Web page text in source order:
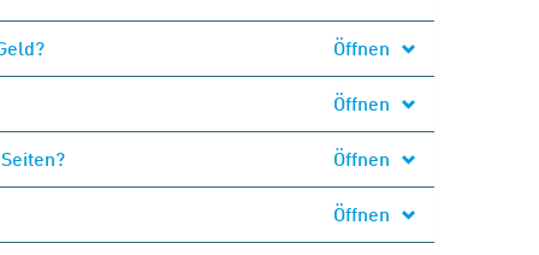
Öffnen
Öffnen
Öffnen
Öffnen